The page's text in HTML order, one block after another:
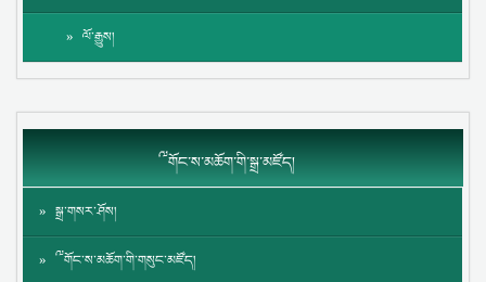
ལོ་རྒྱུས།
༸གོང་ས་མཆོག་གི་སྒྲ་མཛོད།
སྒྲ་གསར་ཤོས།
༸གོང་ས་མཆོག་གི་གསུང་མཛོད།